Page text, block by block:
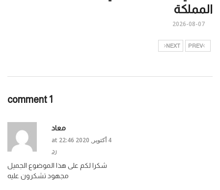
المملكة
2026-08-07
PREV
NEXT
1 comment
معاد
4 أكتوبر, 2020 at 22:46
رد
شكرا لكم على هذا الموضوع الجميل
مجهود تشكرون عليه